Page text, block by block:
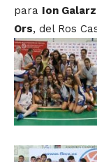
para Ion
Ors, del Ros